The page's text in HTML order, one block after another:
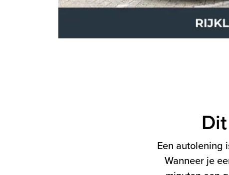
Een autolening
Wanneer je